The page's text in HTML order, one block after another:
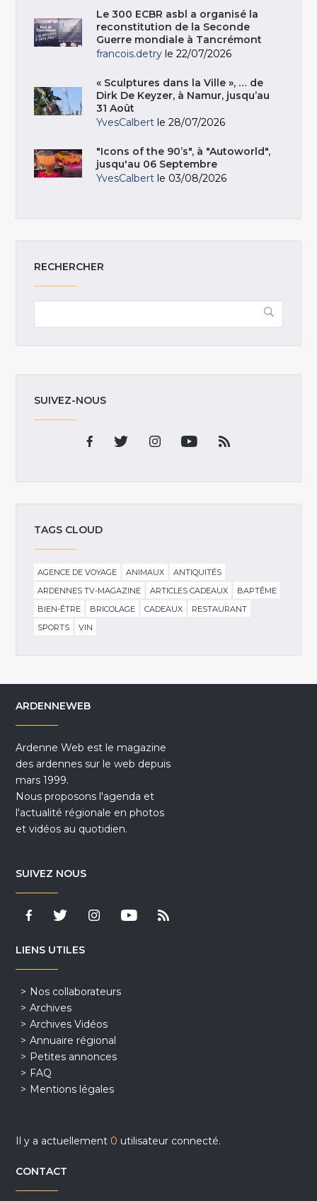
Le 300 ECBR asbl a organisé la
reconstitution de la Seconde
Guerre mondiale à Tancrémont
francois.detry le 22/07/2026
« Sculptures dans la Ville », … de
Dirk De Keyzer, à Namur, jusqu’au
31 Août
YvesCalbert le 28/07/2026
"Icons of the 90’s", à "Autoworld",
jusqu'au 06 Septembre
YvesCalbert le 03/08/2026
RECHERCHER
SUIVEZ-NOUS
TAGS CLOUD
AGENCE DE VOYAGE ANIMAUX
ANTIQUITÉS
ARDENNES TV-MAGAZINE
ARTICLES CADEAUX
BAPTÊME
BIEN-ÊTRE
BRICOLAGE CADEAUX
RESTAURANT
SPORTS
VIN
ARDENNEWEB
Ardenne Web est le magazine
des ardennes sur le web depuis
mars 1999.
Nous proposons l'agenda et
l'actualité régionale en photos
et vidéos au quotidien.
SUIVEZ NOUS
LIENS UTILES
Nos collaborateurs
Archives
Archives Vidéos
Annuaire régional
Petites annonces
FAQ
Mentions légales
Il y a actuellement 0 utilisateur connecté.
CONTACT